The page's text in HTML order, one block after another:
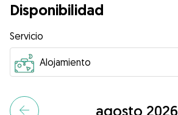
Disponibilidad
Servicio
agosto 2026